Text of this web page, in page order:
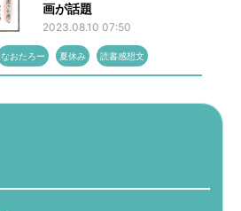
画が話題
2023.08.10 07:50
なおたろー 夏休み 読書感想文